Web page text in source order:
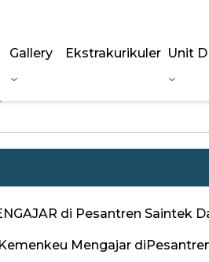
Gallery Ekstrakurikuler Unit
di Pesantren Saintek
Mengajar